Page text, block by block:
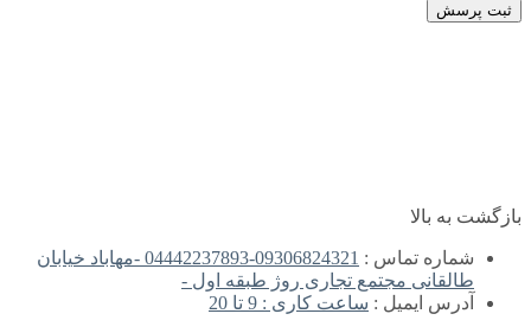
ثبت پرسش
بازگشت به بالا
شماره تماس :
09306824321-04442237893 -مهاباد خیابان
طالقانی مجتمع تجاری روژ طبقه اول -
آدرس ایمیل : ساعت کاری : 9 تا 20